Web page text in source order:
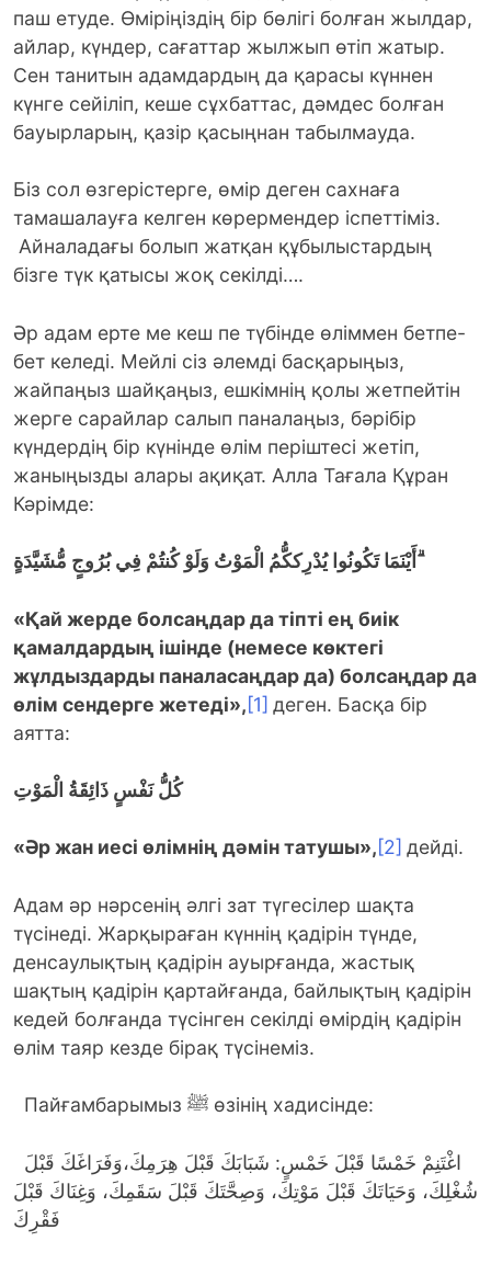
паш етуде. Өміріңіздің бір бөлігі болған жылдар,
айлар, күндер, сағаттар жылжып өтіп жатыр.
Сен танитын адамдардың да қарасы күннен
күнге сейіліп, кеше сұхбаттас, дәмдес болған
бауырларың, қазір қасыңнан табылмауда.
Біз сол өзгерістерге, өмір деген сахнаға
тамашалауға келген көрермендер іспеттіміз.
Айналадағы болып жатқан құбылыстардың
бізге түк қатысы жоқ секілді….
Әр адам ерте ме кеш пе түбінде өліммен бетпе-
бет келеді. Мейлі сіз әлемді басқарыңыз,
жайпаңыз шайқаңыз, ешкімнің қолы жетпейтін
жерге сарайлар салып паналаңыз, бәрібір
күндердің бір күнінде өлім періштесі жетіп,
жаныңызды алары ақиқат. Алла Тағала Құран
Кәрімде:
أَيْنَمَا تَكُونُوا يُدْرِككُّمُ الْمَوْتُ وَلَوْ كُنتُمْ فِي بُرُوجٍ مُّشَيَّدَةٍ ۗ
«Қай жерде болсаңдар да тіпті ең биік
қамалдардың ішінде (немесе көктегі
жұлдыздарды паналасаңдар да) болсаңдар да
өлім сендерге жетеді»,[1] деген. Басқа бір
аятта:
كُلُّ نَفْسٍ ذَائِقَةُ الْمَوْتِ
«Әр жан иесі өлімнің дәмін татушы»,[2] дейді.
Адам әр нәрсенің әлгі зат түгесілер шақта
түсінеді. Жарқыраған күннің қадірін түнде,
денсаулықтың қадірін ауырғанда, жастық
шақтың қадірін қартайғанда, байлықтың қадірін
кедей болғанда түсінген секілді өмірдің қадірін
өлім таяр кезде бірақ түсінеміз.
Пайғамбарымыз ﷺ өзінің хадисінде:
شُغْلِكَ، وَحَيَاتَكَ قَبْلَ مَوْتِكَ، وَصِحَّتَكَ قَبْلَ سَقَمِكَ، وَغِنَاكَ قَبْلَ
فَقْرِكَ